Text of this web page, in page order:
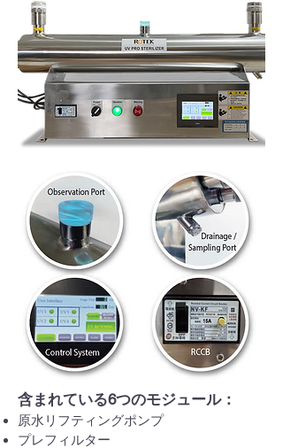
含まれている6つのモジュール：
原水リフティングポンプ
プレフィルター